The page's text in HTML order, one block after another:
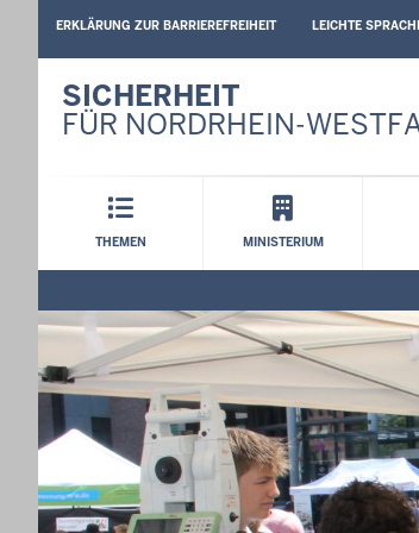
SPRACHEN
ERKLÄRUNG ZUR BARRIEREFREIHEIT LEICHTE
SICHERHEIT
FÜR NORDRHEIN-
Hauptmenü
THEMEN MINISTERIUM